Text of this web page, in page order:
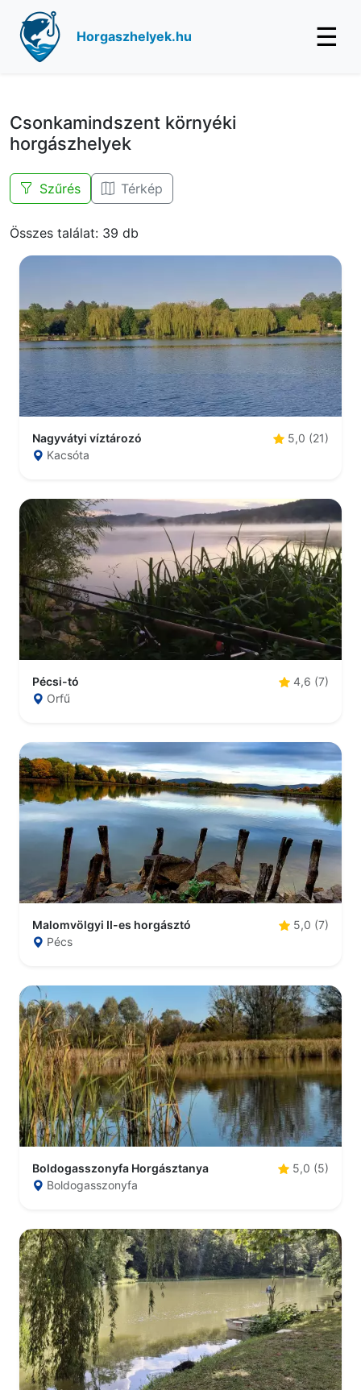
Horgaszhelyek.hu ☰
Csonkamindszent környéki
horgászhelyek
Szűrés Térkép
Összes találat: 39 db
Nagyvátyi víztározó
5,0 (21)
Kacsóta
Pécsi-tó
4,6 (7)
Orfű
Malomvölgyi II-es horgásztó
5,0 (7)
Pécs
Boldogasszonyfa Horgásztanya
5,0 (5)
Boldogasszonyfa